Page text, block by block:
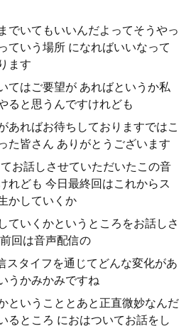
でいてもいいんだよってそうやっ
ていう場所 になればいいなって
ます
てはご要望が あればというか私
ると思うんですけれども
あればお待ちしておりますではこ
た皆さん ありがとうございます
お話しさせていただいたこの音
れども 今日最終回はこれからス
かしていくか
ていくかというところをお話しさ
回は音声配信の
スタイフを通じてどんな変化があ
うかみかみですね
ということとあと正直微妙なんだ
るところ におはついてお話をし